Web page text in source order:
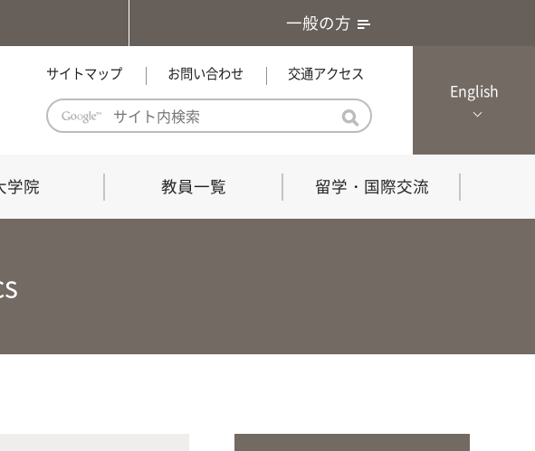
一般の方
サイトマップ お問い合わせ 交通アクセス
English
べき
学科の教育における３つの方針と専
附属施設・教育研究関連施設
境学科
人と動物との共生を目指し、動物の
学院 教員一覧 留学・国際交流